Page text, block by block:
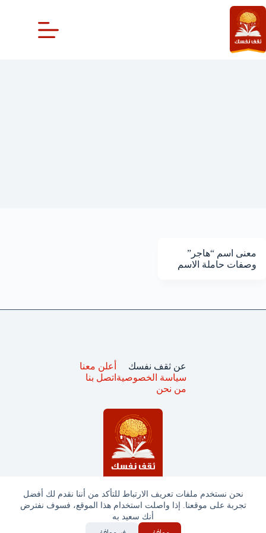
التجاوز
إلى
المحتوى
نحن نستخدم ملفات تعريف الارتباط للتأكد من أننا نقدم لك أفضل
تجربة على موقعنا. إذا واصلت استخدام هذا الموقع، فسوف نفترض
أنك سعيد به
معنى اسم “هاجر”
وصفات حاملة الاسم
جميع الحقوق محفوظة © ثقف نفسك 2025
عن ثقف نفسك
سياسة الخصوصية
من نحن
أعلن معنا
اتصل بنا